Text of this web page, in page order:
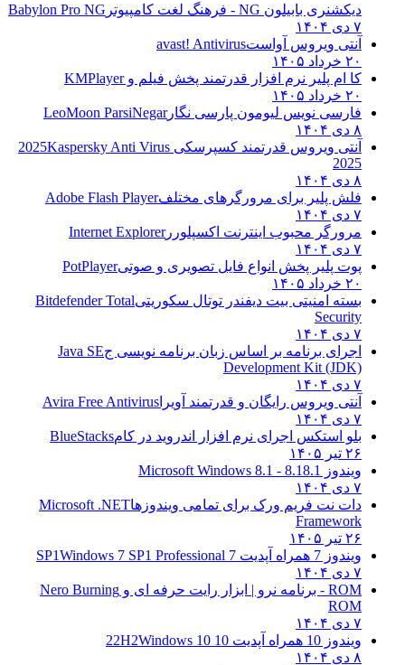
دیکشنری بابیلون NG - فرهنگ لغت کامپیوتر
Babylon Pro NG
۷ دی ۱۴۰۴
آنتی ویروس آواستavast! Antivirus
۲۰ خرداد ۱۴۰۵
کا ام پلیر نرم افزار قدرتمند پخش فیلم وKMPlayer
۲۰ خرداد ۱۴۰۵
فارسی نویس لیومون پارسی نگارLeoMoon ParsiNegar
۸ دی ۱۴۰۴
آنتی ویروس قدرتمند کسپرسکی 2025 Kaspersky Anti Virus
2025
۸ دی ۱۴۰۴
فلش پلیر برای مرورگرهای مختلفAdobe Flash Player
۷ دی ۱۴۰۴
مرورگر محبوب اینترنت اکسپلوررInternet Explorer
۷ دی ۱۴۰۴
پوت پلیر پخش انواع فایل تصویری و صوتیPotPlayer
۲۰ خرداد ۱۴۰۵
بسته امنیتی بیت دیفندر توتال سکوریتیBitdefender Total
Security
۷ دی ۱۴۰۴
اجرای برنامه بر اساس زبان برنامه نویسی جJava SE
Development Kit (JDK)
۷ دی ۱۴۰۴
آنتی ویروس رایگان و قدرتمند آویرا Avira Free Antivirus
۷ دی ۱۴۰۴
بلو استکس اجرای نرم افزار اندروید در کامBlueStacks
۲۶ تیر ۱۴۰۵
ویندوز 8.1
8.1 - Microsoft Windows 8.1
۷ دی ۱۴۰۴
دات نت فریم ورک برای تمامی ویندوزهاMicrosoft .NET
Framework
۲۶ تیر ۱۴۰۵
ویندوز 7 همراه آپدیت 7 SP1
Windows 7 SP1 Professional
۷ دی ۱۴۰۴
ROM - برنامه نرو | ابزار رایت حرفه ای و
Nero Burning
ROM
۷ دی ۱۴۰۴
ویندوز 10 همراه آپدیت 10 22H2
Windows 10
۸ دی ۱۴۰۴